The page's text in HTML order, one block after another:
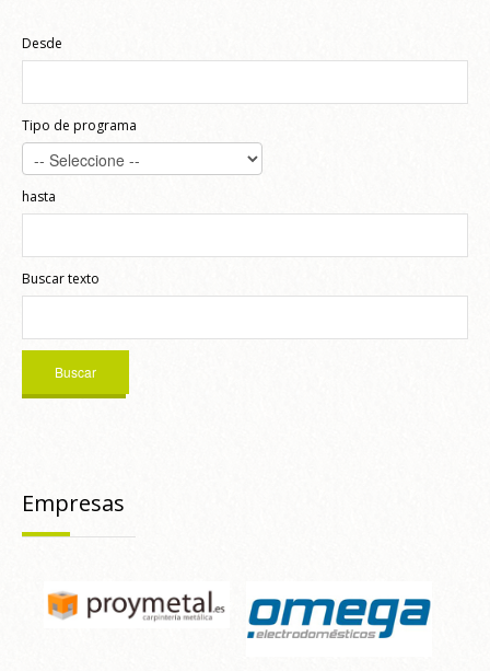
Desde
Tipo de programa
hasta
Buscar texto
Empresas